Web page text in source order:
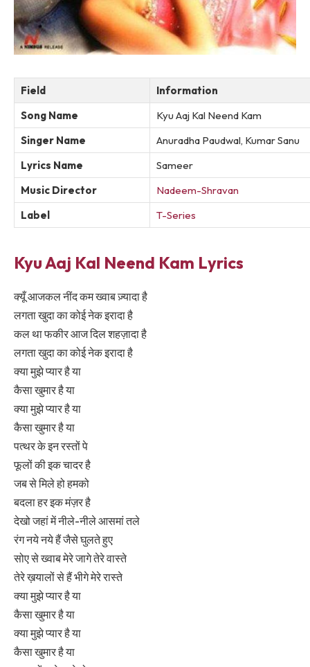
Field
Information
Song Name
Kyu Aaj Kal Neend Kam
Singer Name
Anuradha Paudwal, Kumar Sanu
Lyrics Name
Sameer
Music Director
Nadeem-Shravan
Label
T-Series
Kyu Aaj Kal Neend Kam Lyrics
क्यूँ आजकल नींद कम ख्वाब ज़्यादा है
लगता खुदा का कोई नेक इरादा है
कल था फकीर आज दिल शहज़ादा है
लगता खुदा का कोई नेक इरादा है
क्या मुझे प्यार है या
कैसा खुमार है या
क्या मुझे प्यार है या
कैसा खुमार है या
पत्थर के इन रस्तों पे
फूलों की इक चादर है
जब से मिले हो हमको
बदला हर इक मंज़र है
देखो जहां में नीले-नीले आसमां तले
रंग नये नये हैं जैसे घुलते हुए
सोए से ख्वाब मेरे जागे तेरे वास्ते
तेरे ख़यालों से हैं भीगे मेरे रास्ते
क्या मुझे प्यार है या
कैसा खुमार है या
क्या मुझे प्यार है या
कैसा खुमार है या